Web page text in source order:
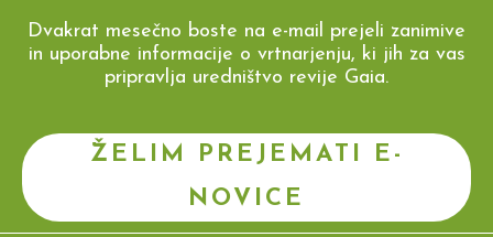
Dvakrat mesečno boste na e-mail prejeli zanimive
in uporabne informacije o vrtnarjenju, ki jih za vas
pripravlja uredništvo revije Gaia.
ŽELIM PREJEMATI E-
NOVICE